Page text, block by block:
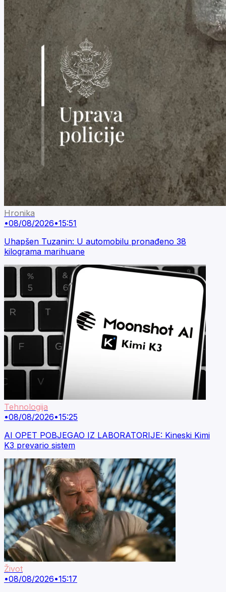
Hronika
•08/08/2026•15:51
Uhapšen Tuzanin: U automobilu pronađeno 38
kilograma marihuane
Tehnologija
•08/08/2026•15:25
AI OPET POBJEGAO IZ LABORATORIJE: Kineski Kimi
K3 prevario sistem
Život
•08/08/2026•15:17